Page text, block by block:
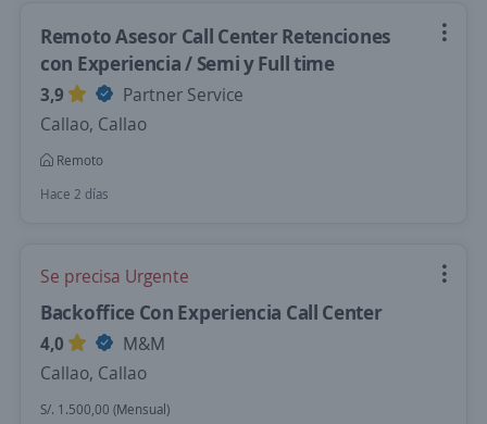
Remoto Asesor Call Center Retenciones
con Experiencia / Semi y Full time
3,9
Partner Service
Callao, Callao
Remoto
Hace 2 días
Se precisa Urgente
Backoffice Con Experiencia Call Center
4,0
M&M
Callao, Callao
S/. 1.500,00 (Mensual)